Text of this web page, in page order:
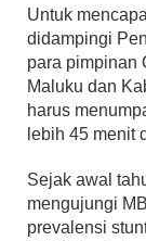
Untuk
didampingi
para pimpinan
Maluku dan
harus
lebih 45 menit
Sejak awal
mengujungi
prevalensi